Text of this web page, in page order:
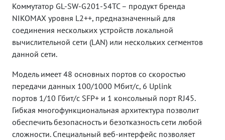
Коммутатор GL-SW-G201-54TC – продукт бренда
NIKOMAX уровня L2++, предназначенный для
соединения нескольких устройств локальной
вычислительной сети (LAN) или нескольких сегментов
данной сети.
Модель имеет 48 основных портов со скоростью
передачи данных 100/1000 Мбит/c, 6 Uplink
портов 1/10 Гбит/c SFP+ и 1 консольный порт RJ45.
Гибкая многофункциональная архитектура позволит
обеспечить безопасность и безотказность сети любой
сложности. Специальный веб-интерфейс позволяет